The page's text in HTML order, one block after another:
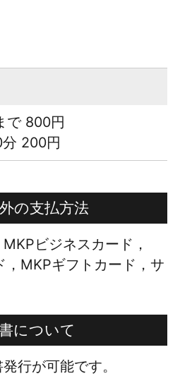
で 800円
200円
の支払方法
ビジネスカード，
，MKPギフトカード，サ
について
行が可能です。